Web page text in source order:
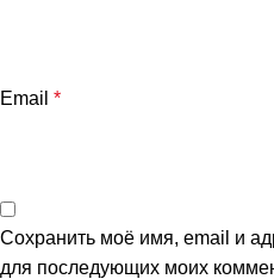
Email *
Сохранить моё имя, email и
для последующих моих